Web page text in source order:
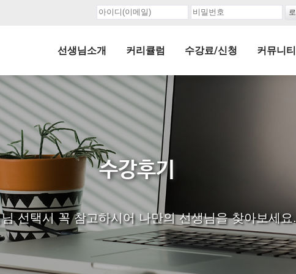
선생님소개 커리큘럼 수강료/신청 커뮤니티
수강후기
선택시 꼭 참고하시어 나만의 선생님을 찾아보세요.